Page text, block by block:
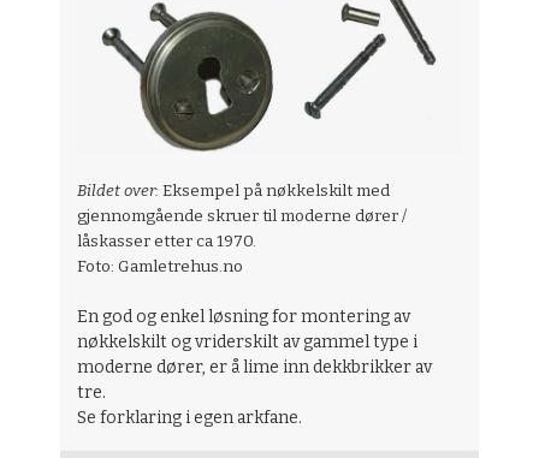
Bildet over:Eksempel på nøkkelskilt med
gjennomgående skruer til moderne dører /
låskasser etter ca 1970.
Foto: Gamletrehus.no
En god og enkel løsning for montering av
nøkkelskilt og vriderskilt av gammel type i
moderne dører, er å lime inn dekkbrikker av
tre.
Se forklaring i egen arkfane.